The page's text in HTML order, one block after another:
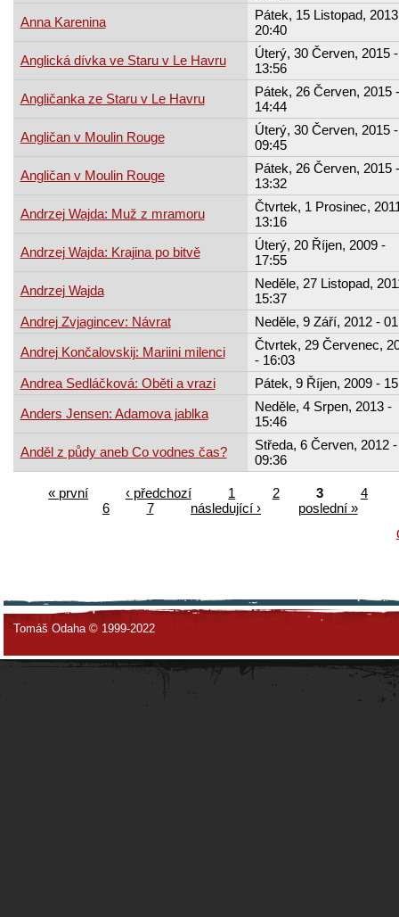
Anna Karenina
Pátek, 15 Listopad,
20:40
Anglická dívka ve Staru v Le Havru
Úterý, 30 Červen, 2015 -
13:56
Angličanka ze Staru v Le Havru
Pátek, 26 Červen, 2015 -
14:44
Angličan v Moulin Rouge
Úterý, 30 Červen, 2015 -
09:45
Angličan v Moulin Rouge
Pátek, 26 Červen, 2015 -
13:32
Andrzej Wajda: Muž z mramoru
Čtvrtek, 1 Prosinec,
13:16
Andrzej Wajda: Krajina po bitvě
Úterý, 20 Říjen, 2009 -
17:55
Andrzej Wajda
Neděle, 27 Listopad,
15:37
Andrej Zvjagincev: Návrat
Neděle, 9 Září, 2012 -
Andrej Končalovskij: Mariini milenci
Čtvrtek, 29 Červenec,
- 16:03
Andrea Sedláčková: Oběti a vrazi
Pátek, 9 Říjen, 2009 -
Anders Jensen: Adamova jablka
Neděle, 4 Srpen, 2013 -
15:46
Anděl z půdy aneb Co vodnes čas?
Středa, 6 Červen, 2012 -
09:36
« první ‹ předchozí 1 2 3
4
6
7 následující ›
poslední »
Tomáš Odaha © 1999-2022